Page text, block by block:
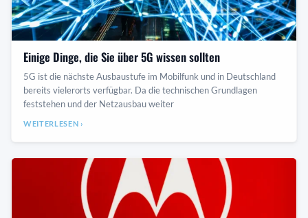
Einige Dinge, die Sie über 5G wissen sollten
5G ist die nächste Ausbaustufe im Mobilfunk und in Deutschland
bereits vielerorts verfügbar. Da die technischen Grundlagen
feststehen und der Netzausbau weiter
WEITERLESEN ›